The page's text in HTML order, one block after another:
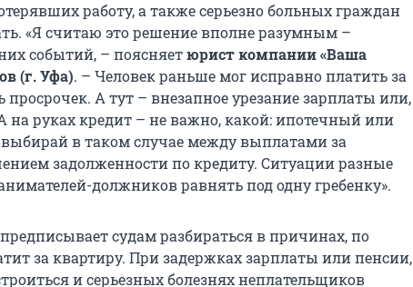
работу, а также серьезно больных граждан
«Я считаю это решение вполне разумным –
событий, – поясняетюрист компании «Ваша
(г. Уфа). – Человек раньше мог исправно платить за
просрочек. А тут – внезапное урезание зарплаты или,
на руках кредит – не важно, какой: ипотечный или
выбирай в таком случае между выплатами за
задолженности по кредиту. Ситуации разные
должников равнять под одну гребенку».
судам разбираться в причинах, по
за квартиру. При задержках зарплаты или пенсии,
и серьезных болезнях неплательщиков